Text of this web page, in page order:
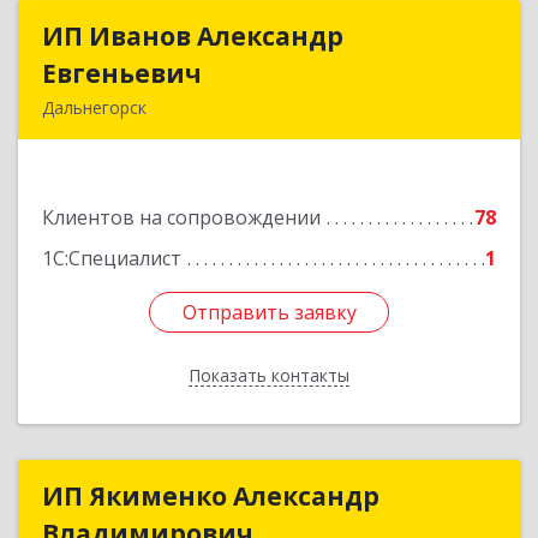
ИП Иванов Александр
Евгеньевич
Дальнегорск
Клиентов на сопровождении
78
1С:Специалист
1
Отправить заявку
Показать контакты
ИП Иванов Александр
Подробнее
Отправить заявку
Назад
ИП Якименко Александр
ИП Якименко Александр